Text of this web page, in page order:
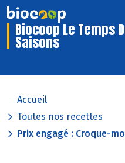
Biocoop Le Temps
Saisons
Accueil
Toutes nos recettes
Prix engagé : Croque-